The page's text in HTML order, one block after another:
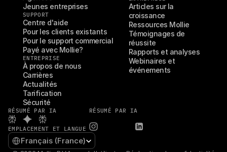
Jeunes entreprises
SUPPORT
Centre d'aide
Pour les clients existants
Pour le support commercial
Payé avec Mollie?
ENTREPRISE
À propos de nous
Carrières
Actualités
Tarification
Sécurité
Articles sur la
croissance
Ressources Mollie
Témoignages de
réussite
Rapports et analyses
Webinaires et
événements
RÉSUMÉ PAR IA RÉSUMÉ PAR IA
EMPLACEMENT ET LANGUE
Select Language
Français (France)